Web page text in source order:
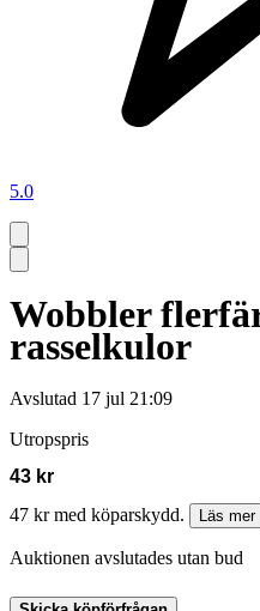
5.0
Wobbler
rasselkulor
Avslutad 17 jul 21:09
Utropspris
43 kr
47 kr med köparskydd.
Läs mer
Auktionen avslutades utan bud